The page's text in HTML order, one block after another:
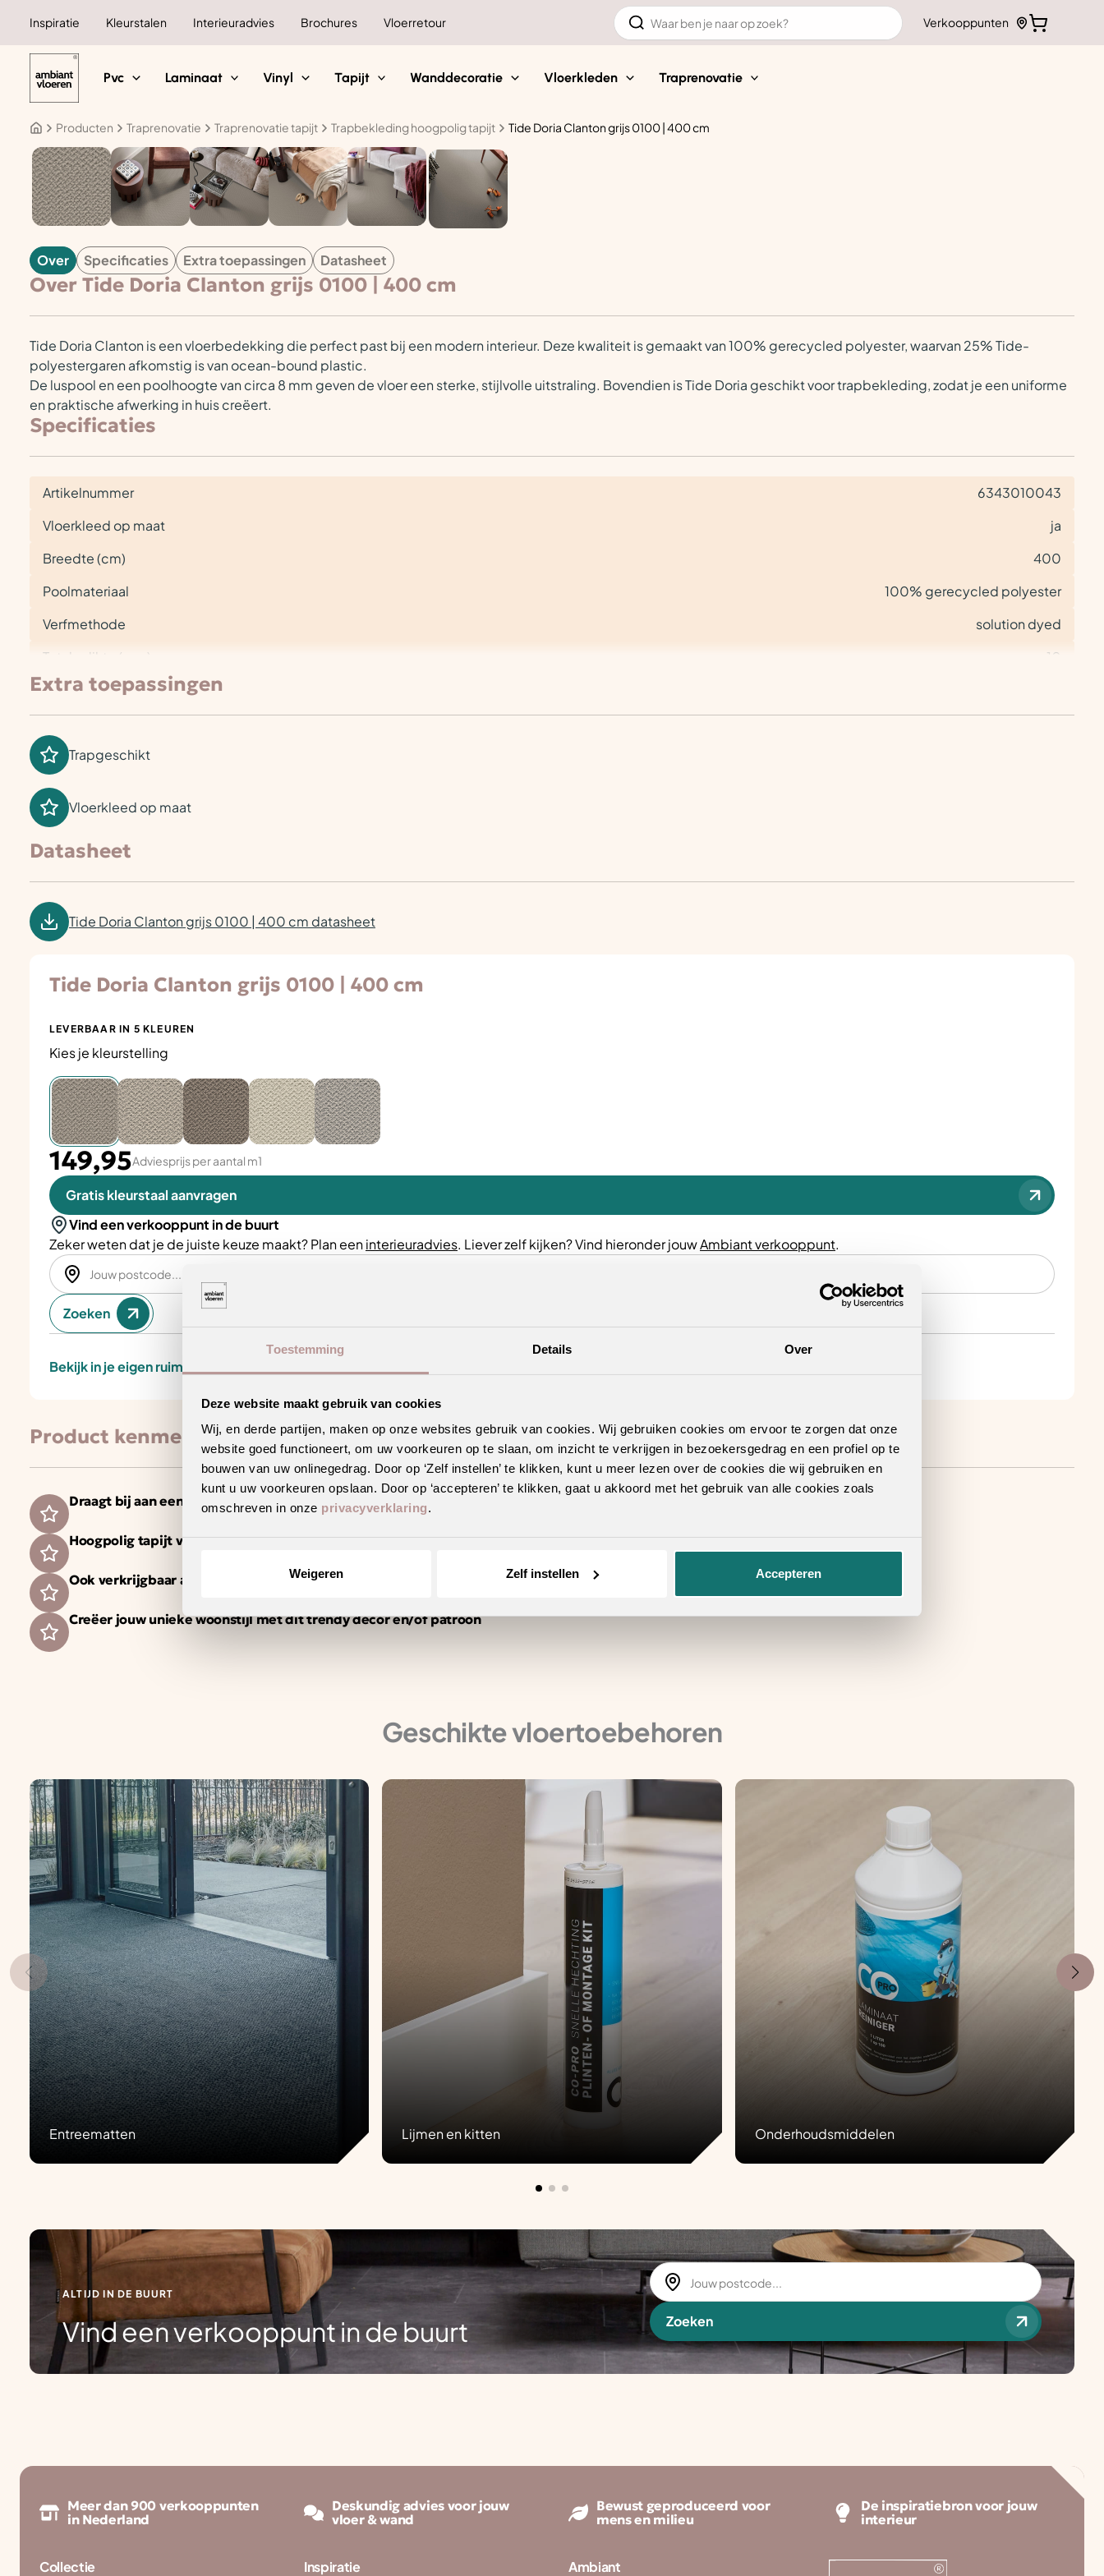
Toestemming Details Over
Deze website maakt gebruik van cookies
Wij, en derde partijen, maken op onze websites gebruik van cookies. Wij gebruiken cookies om ervoor te zorgen dat onze
website goed functioneert, om uw voorkeuren op te slaan, om inzicht te verkrijgen in bezoekersgedrag en een profiel op te
bouwen van uw onlinegedrag. Door op ‘Zelf instellen’ te klikken, kunt u meer lezen over de cookies die wij gebruiken en
kunt u uw voorkeuren opslaan. Door op ‘accepteren’ te klikken, gaat u akkoord met het gebruik van alle cookies zoals
omschreven in onze privacyverklaring.
Weigeren Zelf instellen Accepteren
Inspiratie Kleurstalen Interieuradvies Brochures Vloerretour
Zoeken
naar:
Verkooppunten
Pvc Laminaat Vinyl Tapijt Wanddecoratie Vloerkleden Traprenovatie
Producten Traprenovatie Traprenovatie tapijt Trapbekleding hoogpolig tapijt Tide Doria Clanton grijs 0100 | 400 cm
TAPIJT
Over Specificaties Extra toepassingen Datasheet
Over Tide Doria Clanton grijs 0100 | 400 cm
Tide Doria Clanton is een vloerbedekking die perfect past bij een modern interieur. Deze kwaliteit is gemaakt van 100% gerecycled polyester, waarvan 25% Tide-
polyestergaren afkomstig is van ocean-bound plastic.
De luspool en een poolhoogte van circa 8 mm geven de vloer een sterke, stijlvolle uitstraling. Bovendien is Tide Doria geschikt voor trapbekleding, zodat je een uniforme
en praktische afwerking in huis creëert.
Specificaties
Artikelnummer
6343010043
Vloerkleed op maat
ja
Breedte (cm)
400
Poolmateriaal
100% gerecycled polyester
Verfmethode
solution dyed
Totale dikte (mm)
10
Extra toepassingen
Trapgeschikt
Vloerkleed op maat
Datasheet
Tide Doria Clanton grijs 0100 | 400 cm datasheet
Tide Doria Clanton grijs 0100 | 400 cm
LEVERBAAR IN 5 KLEUREN
Kies je kleurstelling
149,95Adviesprijs per aantal m1
Gratis kleurstaal aanvragen
Vind een verkooppunt in de buurt
Zeker weten dat je de juiste keuze maakt? Plan eeninterieuradvies. Liever zelf kijken? Vind hieronder jouwAmbiant verkooppunt.
Zoeken
Bekijk in je eigen ruimte
Product kenmerken
Draagt bij aan een gezonder binnenklimaat
Hoogpolig tapijt voor een warm en sfeervol interieur
Ook verkrijgbaar als complete traprenovatie in hetzelfde decor
Creëer jouw unieke woonstijl met dit trendy decor en/of patroon
Geschikte vloertoebehoren
Entreematten Lijmen en kitten Onderhoudsmiddelen
ALTIJD IN DE BUURT
Vind een verkooppunt in de buurt Zoeken
Meer dan 900 verkooppunten
in Nederland
Deskundig advies voor jouw
vloer & wand
Bewust geproduceerd voor
mens en milieu
De inspiratiebron voor jouw
interieur
Collectie Inspiratie Ambiant